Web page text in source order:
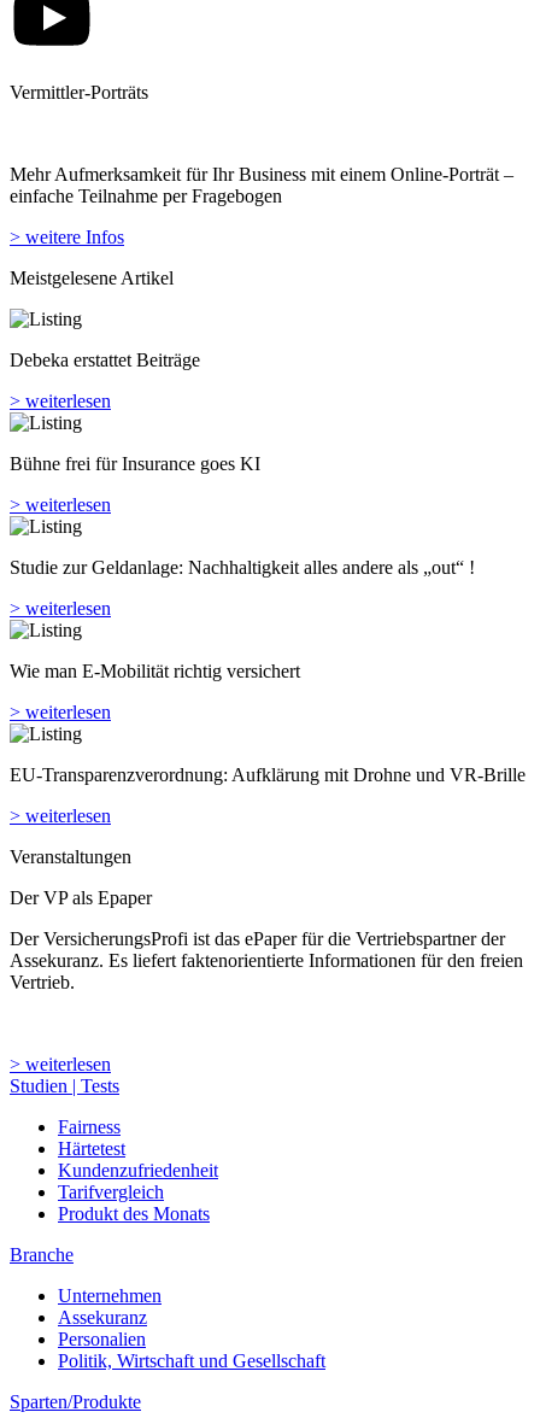
Vermittler-Porträts
Mehr Aufmerksamkeit für Ihr Business mit einem Online-Porträt –
einfache Teilnahme per Fragebogen
> weitere Infos
Meistgelesene Artikel
Debeka erstattet Beiträge
> weiterlesen
Bühne frei für Insurance goes KI
> weiterlesen
Studie zur Geldanlage: Nachhaltigkeit alles andere als „out“ !
> weiterlesen
Wie man E-Mobilität richtig versichert
> weiterlesen
EU-Transparenzverordnung: Aufklärung mit Drohne und VR-Brille
> weiterlesen
Veranstaltungen
Der VP als Epaper
Der VersicherungsProfi ist das ePaper für die Vertriebspartner der
Assekuranz. Es liefert faktenorientierte Informationen für den freien
Vertrieb.
> weiterlesen
Studien | Tests
Fairness
Härtetest
Kundenzufriedenheit
Tarifvergleich
Produkt des Monats
Branche
Unternehmen
Assekuranz
Personalien
Politik, Wirtschaft und Gesellschaft
Sparten/Produkte